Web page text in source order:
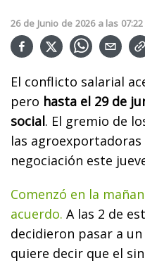
26 de Junio de 2026 a las 07:22
El conflicto salarial
pero hasta el 29 de
social. El gremio de
las
negociación este
Comenzó en la
acuerdo. A las 2 de
decidieron pasar a
quiere decir que el